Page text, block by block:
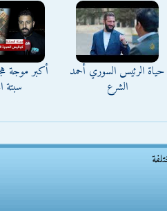
حياة الرئيس السوري أحمد
الشرع
أكبر موجة
سبتة